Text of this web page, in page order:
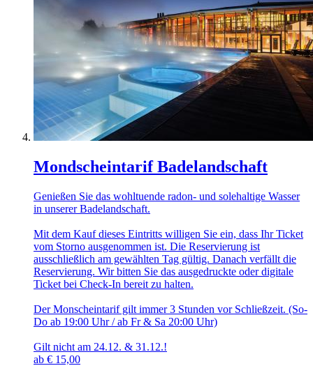
Mondscheintarif Badelandschaft
Genießen Sie das wohltuende radon- und solehaltige Wasser
in unserer Badelandschaft.
Mit dem Kauf dieses Eintritts willigen Sie ein, dass Ihr Ticket
vom Storno ausgenommen ist. Die Reservierung ist
ausschließlich am gewählten Tag gültig. Danach verfällt die
Reservierung. Wir bitten Sie das ausgedruckte oder digitale
Ticket bei Check-In bereit zu halten.
Der Monscheintarif gilt immer 3 Stunden vor Schließzeit. (So-
Do ab 19:00 Uhr / ab Fr & Sa 20:00 Uhr)
Gilt nicht am 24.12. & 31.12.!
ab € 15,00